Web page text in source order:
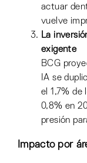
actuar
vuelve
La
exigente
BCG
IA se
el 1,7% de
0,8% en
presión
Impacto por